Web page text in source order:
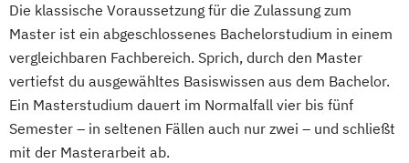
i.V.
Logopädie
Medical Fitness & Athletic Management
Medizinalfachberufe
Naturheilkunde und komplementäre
Heilverfahren
Die klassische Voraussetzung für die Zulassung zum
Master ist ein abgeschlossenes Bachelorstudium in einem
vergleichbaren Fachbereich. Sprich, durch den Master
vertiefst du ausgewähltes Basiswissen aus dem Bachelor.
Ein Masterstudium dauert im Normalfall vier bis fünf
Semester – in seltenen Fällen auch nur zwei – und schließt
mit der Masterarbeit ab.